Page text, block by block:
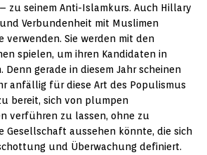
zu seinem Anti-Islamkurs. Auch Hillary
Verbundenheit mit Muslimen
verwenden. Sie werden mit den
spielen, um ihren Kandidaten in
gerade in diesem Jahr scheinen
anfällig für diese Art des Populismus
bereit, sich von plumpen
verführen zu lassen, ohne zu
Gesellschaft aussehen könnte, die sich
und Überwachung definiert.